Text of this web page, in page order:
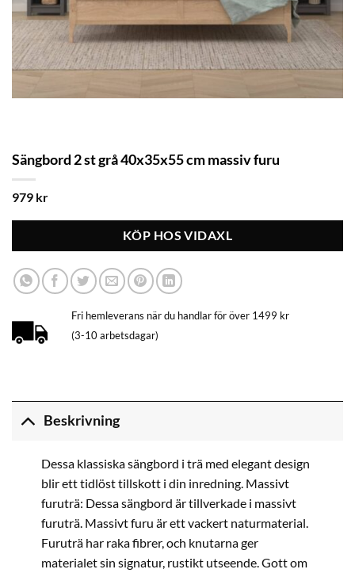
Sängbord 2 st grå 40x35x55 cm massiv furu
979 kr
KÖP HOS VIDAXL
Fri hemleverans när du handlar för över 1499 kr
(3-10 arbetsdagar)
Beskrivning
Dessa klassiska sängbord i trä med elegant design
blir ett tidlöst tillskott i din inredning. Massivt
furuträ: Dessa sängbord är tillverkade i massivt
furuträ. Massivt furu är ett vackert naturmaterial.
Furuträ har raka fibrer, och knutarna ger
materialet sin signatur, rustikt utseende. Gott om